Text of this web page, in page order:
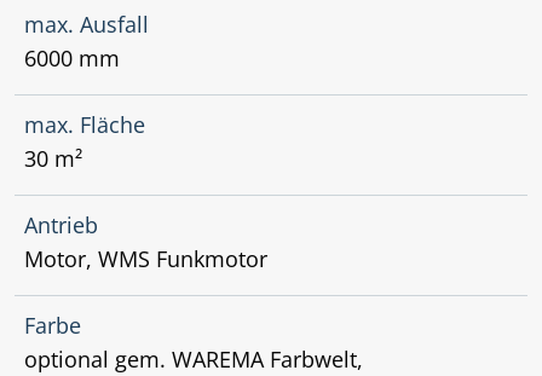
max. Ausfall
6000 mm
max. Fläche
30 m²
Antrieb
Motor, WMS Funkmotor
Farbe
optional gem. WAREMA Farbwelt,